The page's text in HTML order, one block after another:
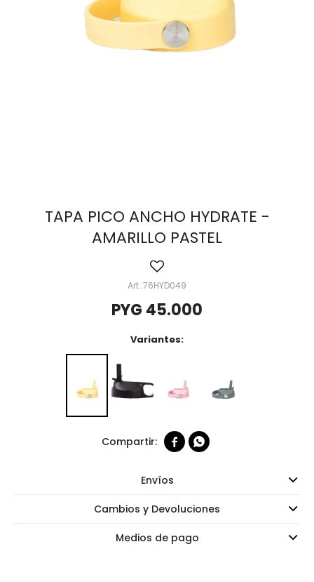
TAPA PICO ANCHO HYDRATE -
AMARILLO PASTEL
76HYD049
PYG 45.000
Variantes:
 
Envíos
Cambios y Devoluciones
Medios de pago